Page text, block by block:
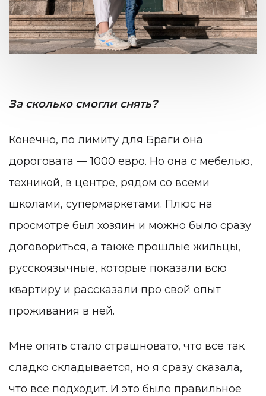
За сколько смогли снять?
Конечно, по лимиту для Браги она
дороговата — 1000 евро. Но она с мебелью,
техникой, в центре, рядом со всеми
школами, супермаркетами. Плюс на
просмотре был хозяин и можно было сразу
договориться, а также прошлые жильцы,
русскоязычные, которые показали всю
квартиру и рассказали про свой опыт
проживания в ней.
Мне опять стало страшновато, что все так
сладко складывается, но я сразу сказала,
что все подходит. И это было правильное